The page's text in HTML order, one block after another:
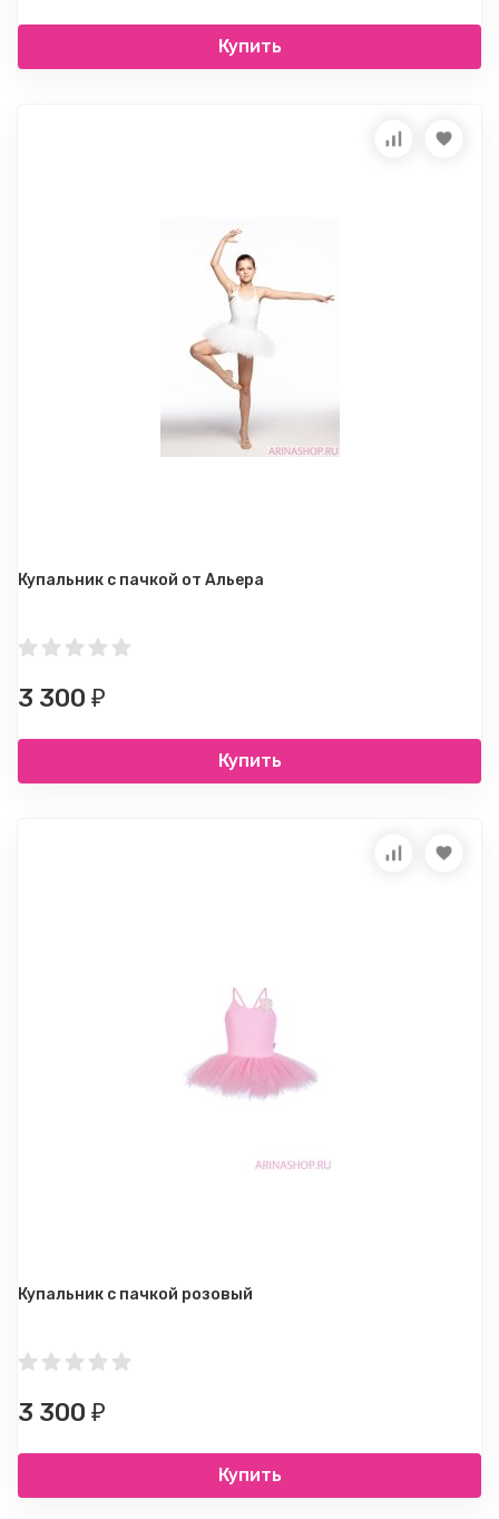
Купить
Купальник с пачкой от Альера
3 300 ₽
Купить
Купальник с пачкой розовый
3 300 ₽
Купить